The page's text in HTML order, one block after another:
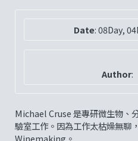
Date:08Day,
Author:
Michael Cruse 是專研微生物、
驗室工作。因為工作太枯燥無聊
Winemaking。